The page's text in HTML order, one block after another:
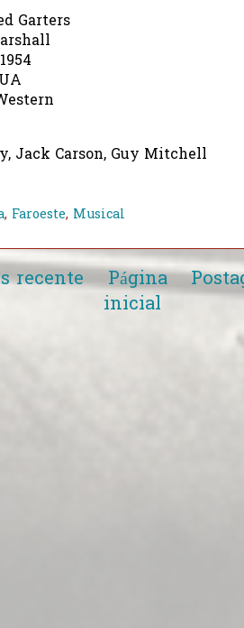
Garters
Jack Carson, Guy Mitchell
, Faroeste, Musical
recente
Página
inicial